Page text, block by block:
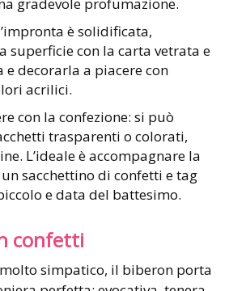
gradevole profumazione.
è solidificata,
superficie con la carta vetrata e
e decorarla a piacere con
acrilici.
con la confezione: si può
trasparenti o colorati,
L’ideale è accompagnare la
sacchettino di confetti e tag
e data del battesimo.
confetti
simpatico, il biberon porta